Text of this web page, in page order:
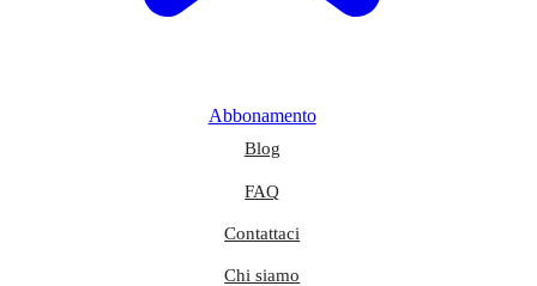
Abbonamento
Blog
FAQ
Contattaci
Chi siamo